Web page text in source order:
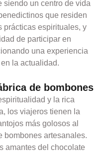
siendo un centro de vida
que residen
prácticas espirituales, y
de participar en
una experiencia
la actualidad.
de bombones
y la rica
los viajeros tienen la
más golosos al
bombones artesanales.
amantes del chocolate